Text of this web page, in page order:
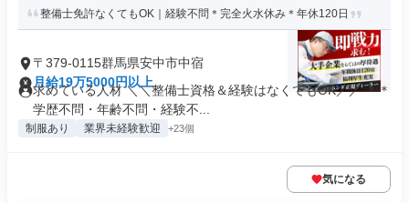
整備士免許なくてもOK｜経験不問＊完全火水休み＊年休120日
〒379-0115群馬県安中市中宿
月給19万5000円以上
求めている人材 ＼＼整備士資格＆経験はなくてもOK／／ ＊＊
学歴不問・年齢不問・経験不...
制服あり 業界未経験歓迎 +23個
気になる